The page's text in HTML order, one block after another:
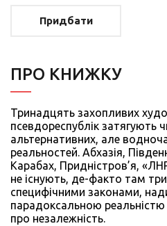
Придбати
ПРО КНИЖКУ
Тринадцять захопливих
псевдореспублік затягують
альтернативних, але
реальностей. Абхазія,
Карабах, Придністров’я,
не існують, де-факто там
специфічними законами,
парадоксальною
про незалежність.